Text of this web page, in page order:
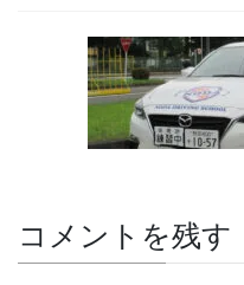
コメントを残す